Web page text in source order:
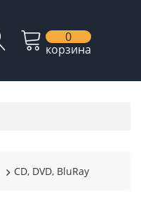
0
корзина
CD, DVD, BluRay